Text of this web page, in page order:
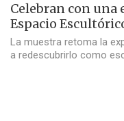
Celebran con una
Espacio
La muestra retoma la
a redescubrirlo como